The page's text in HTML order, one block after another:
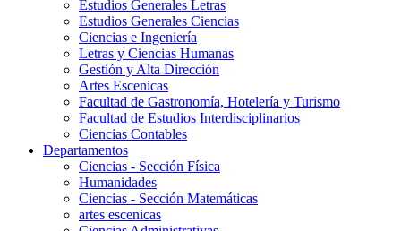
Estudios Generales Letras
Estudios Generales Ciencias
Ciencias e Ingeniería
Letras y Ciencias Humanas
Gestión y Alta Dirección
Artes Escenicas
Facultad de Gastronomía, Hotelería y Turismo
Facultad de Estudios Interdisciplinarios
Ciencias Contables
Departamentos
Ciencias - Sección Física
Humanidades
Ciencias - Sección Matemáticas
artes escenicas